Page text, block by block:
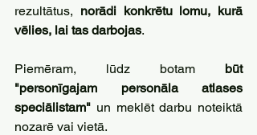
rezultātus, norādi konkrētu lomu, kurā
vēlies, lai tas darbojas.
Piemēram, lūdz botam būt
"personīgajam personāla atlases
speciālistam" un meklēt darbu noteiktā
nozarē vai vietā.